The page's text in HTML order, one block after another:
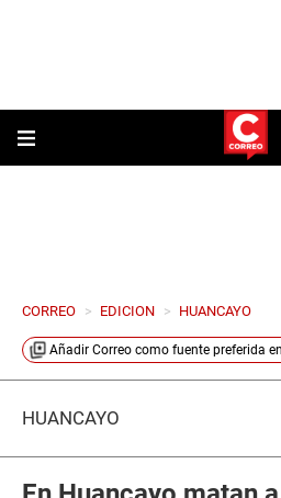
CORREO > EDICION > HUANCAYO
Añadir Correo como fuente preferida en
HUANCAYO